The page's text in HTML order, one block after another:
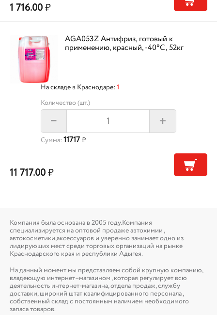
1 716.00₽
AGA053Z Антифриз, готовый к
применению, красный, -40°С, 52кг
На складе в Краснодаре: 1
Количество (шт.)
– +
Сумма: 11717 ₽
11 717.00₽
Компания была основана в 2005 году.Компания
специализируется на оптовой продаже автохимии ,
автокосметики,аксессуаров и уверенно занимает одно из
лидирующих мест среди торговых организаций на рынке
Краснодарского края и республики Адыгея.
На данный момент мы представляем собой крупную компанию,
владеющую интернет–магазином , которая регулирует всю
деятельность интернет-магазина, отдела продаж, службу
доставки, широкий штат квалифицированного персонала ,
собственный склад c постоянным наличием необходимого
запаса товаров.